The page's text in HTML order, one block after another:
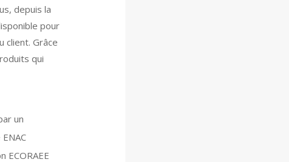
depuis la
pour
client. Grâce
qui
un
ECORAEE